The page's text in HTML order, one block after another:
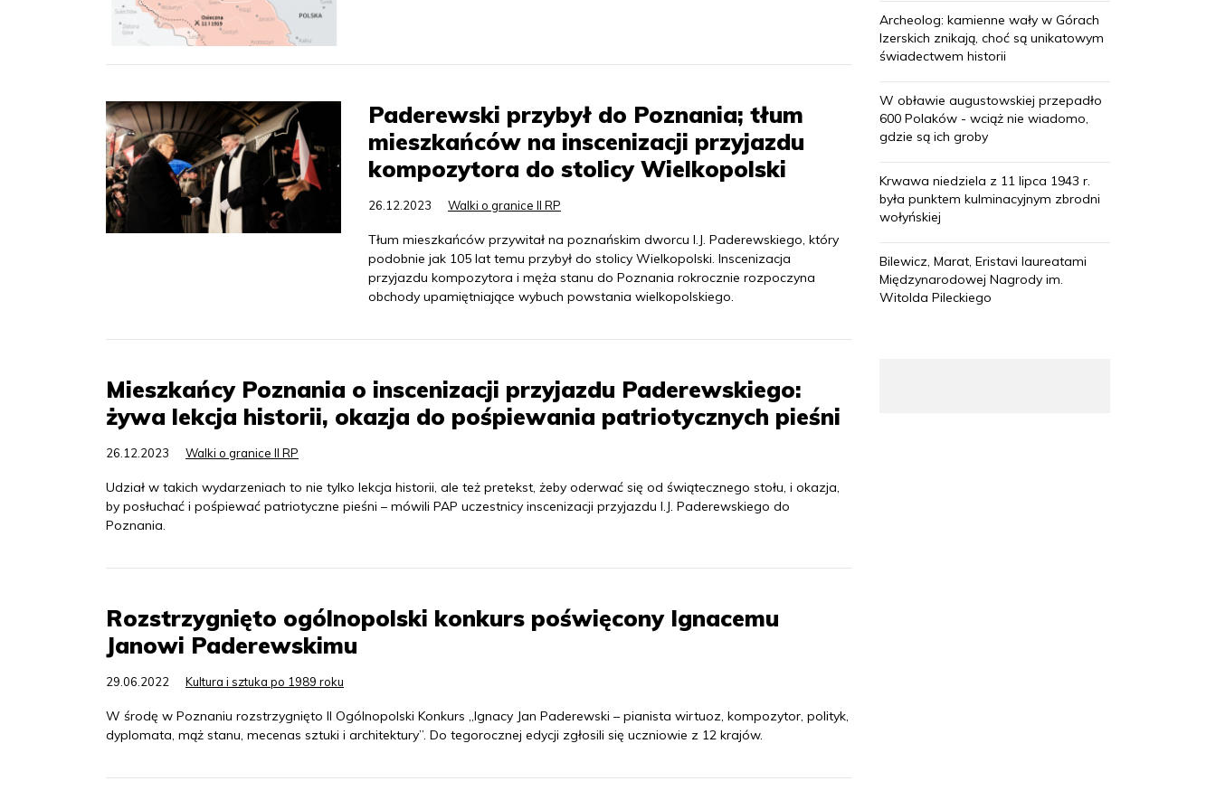
Paderewski przybył do Poznania; tłum
mieszkańców na inscenizacji przyjazdu
kompozytora do stolicy Wielkopolski
26.12.2023 Walki o granice II RP
Tłum mieszkańców przywitał na poznańskim dworcu I.J. Paderewskiego, który
podobnie jak 105 lat temu przybył do stolicy Wielkopolski. Inscenizacja
przyjazdu kompozytora i męża stanu do Poznania rokrocznie rozpoczyna
obchody upamiętniające wybuch powstania wielkopolskiego.
Mieszkańcy Poznania o inscenizacji przyjazdu Paderewskiego:
żywa lekcja historii, okazja do pośpiewania patriotycznych pieśni
26.12.2023 Walki o granice II RP
Udział w takich wydarzeniach to nie tylko lekcja historii, ale też pretekst, żeby oderwać się od świątecznego stołu, i okazja,
by posłuchać i pośpiewać patriotyczne pieśni – mówili PAP uczestnicy inscenizacji przyjazdu I.J. Paderewskiego do
Poznania.
Rozstrzygnięto ogólnopolski konkurs poświęcony Ignacemu
Janowi Paderewskimu
29.06.2022 Kultura i sztuka po 1989 roku
W środę w Poznaniu rozstrzygnięto II Ogólnopolski Konkurs „Ignacy Jan Paderewski – pianista wirtuoz, kompozytor, polityk,
dyplomata, mąż stanu, mecenas sztuki i architektury”. Do tegorocznej edycji zgłosili się uczniowie z 12 krajów.
Archeolog: kamienne wały w Górach
Izerskich znikają, choć są unikatowym
świadectwem historii
W obławie augustowskiej przepadło
600 Polaków - wciąż nie wiadomo,
gdzie są ich groby
Krwawa niedziela z 11 lipca 1943 r.
była punktem kulminacyjnym zbrodni
wołyńskiej
Bilewicz, Marat, Eristavi laureatami
Międzynarodowej Nagrody im.
Witolda Pileckiego